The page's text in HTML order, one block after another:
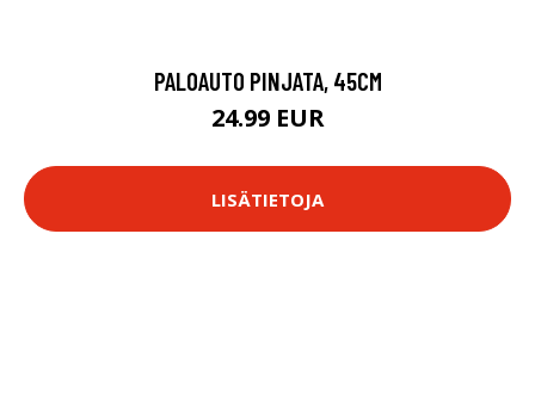
PALOAUTO PINJATA, 45CM
24.99 EUR
LISÄTIETOJA